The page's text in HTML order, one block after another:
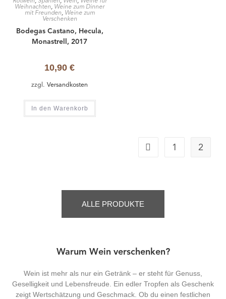
Weihnachten Weine zum Dinner
mit Freunden, Weine zum
Verschenken
Bodegas Castano, Hecula,
Monastrell, 2017
10,90€
zzgl.Versandkosten
In den Warenkorb
1 2
ALLE PRODUKTE
Warum Wein verschenken?
Wein ist mehr als nur ein Getränk – er steht für Genuss,
Geselligkeit und Lebensfreude. Ein edler Tropfen als Geschenk
zeigt Wertschätzung und Geschmack. Ob du einen festlichen